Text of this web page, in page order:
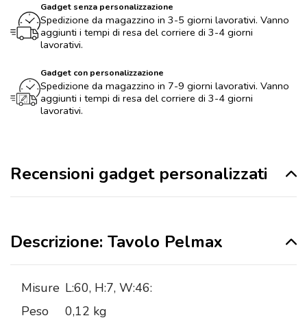
Gadget senza personalizzazione
Spedizione da magazzino in 3-5 giorni lavorativi. Vanno
aggiunti i tempi di resa del corriere di 3-4 giorni
lavorativi.
Gadget con personalizzazione
Spedizione da magazzino in 7-9 giorni lavorativi. Vanno
aggiunti i tempi di resa del corriere di 3-4 giorni
lavorativi.
Recensioni gadget personalizzati
Descrizione: Tavolo Pelmax
Misure L:60, H:7, W:46:
Peso
0,12 kg